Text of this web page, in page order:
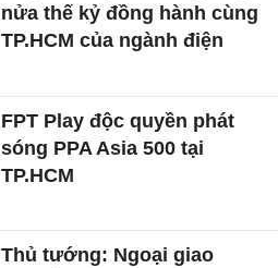
nửa thế kỷ đồng hành cùng
TP.HCM của ngành điện
FPT Play độc quyền phát
sóng PPA Asia 500 tại
TP.HCM
Thủ tướng: Ngoại giao